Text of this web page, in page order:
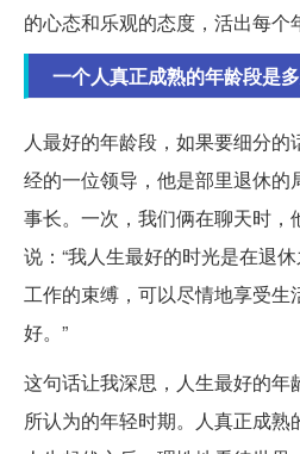
的心态和乐观的态度，活出每个
一个人真正成熟的年龄段是
人最好的年龄段，如果要细分的
经的一位领导，他是部里退休的
事长。一次，我们俩在聊天时，
说：“我人生最好的时光是在退
工作的束缚，可以尽情地享受生
好。”
这句话让我深思，人生最好的年
所认为的年轻时期。人真正成熟